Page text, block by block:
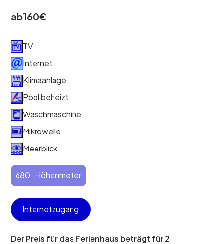
ab160€
TV
Internet
Klimaanlage
Pool beheizt
Waschmaschine
Mikrowelle
Meerblick
680 Höhenmeter
Internetzugang
Der Preis für das Ferienhaus beträgt für 2